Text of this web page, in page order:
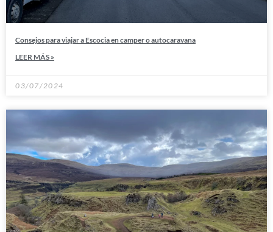
Consejos para viajar a Escocia en camper o autocaravana
LEER MÁS »
03/07/2024